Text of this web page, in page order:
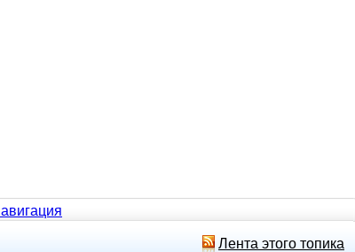
Лента этого топика